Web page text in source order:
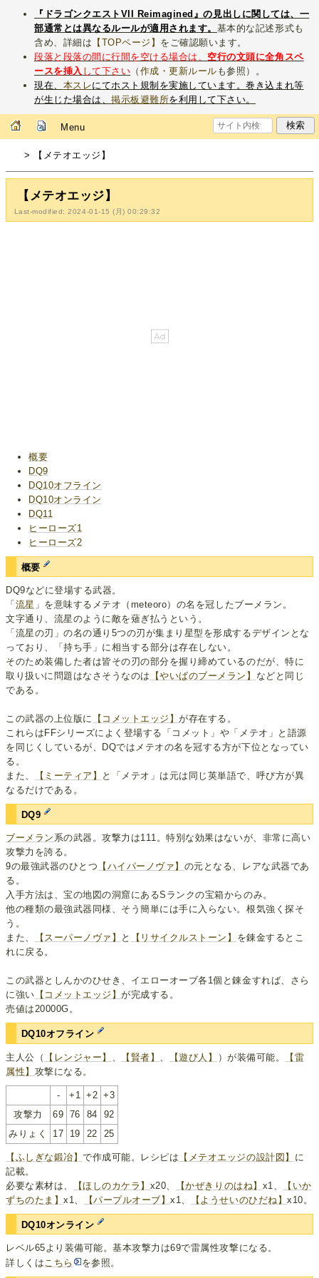
『ドラゴンクエストVII Reimagined』の見出しに関しては、一
部通常とは異なるルールが適用されます。 基本的な記述形式も
含め、詳細は 【TOPページ】 をご確認願います。
段落と段落の間に行間を空ける場合は、 空行の文頭に全角スペ
ースを挿入 して下さい （ 作成・更新ルール も参照）。
現在、 本スレにてホスト規制を実施しています。巻き込まれ等
が生じた場合は、掲示板避難所を利用して下さい。
Menu
> 【メテオエッジ】
【メテオエッジ】
Last-modified: 2024-01-15 (月) 00:29:32
概要
DQ9
DQ10オフライン
DQ10オンライン
DQ11
ヒーローズ1
ヒーローズ2
概要
DQ9などに登場する武器。
「 流星 」を意味するメテオ（meteoro）の名を冠したブーメラン。
文字通り、流星のように敵を薙ぎ払うという。
「流星の刃」の名の通り5つの刃が集まり星型を形成するデザインとな
っており、「持ち手」に相当する部分は存在しない。
そのため装備した者は皆その刃の部分を握り締めているのだが、特に
取り扱いに問題はなさそうなのは
【やいばのブーメラン】 などと同じ
である。
この武器の上位版に 【コメットエッジ】が存在する。
これらはFFシリーズによく登場する「コメット」や「メテオ」と語源
を同じくしているが、DQではメテオの名を冠する方が下位となってい
る。
また、
【ミーティア】
と「メテオ」は元は同じ英単語で、呼び方が異
なるだけである。
DQ9
ブーメラン 系の武器。攻撃力は111。特別な効果はないが、非常に高い
攻撃力を誇る。
9の最強武器のひとつ 【ハイパーノヴァ】 の元となる、レアな武器であ
る。
入手方法は、宝の地図の洞窟にあるSランクの宝箱からのみ。
他の種類の最強武器同様、そう簡単には手に入らない。根気強く探そ
う。
また、
【スーパーノヴァ】 と 【リサイクルストーン】 を錬金するとこ
れに戻る。
この武器としんかのひせき、イエローオーブ各1個と錬金すれば、さら
に強い 【コメットエッジ】が完成する。
売値は20000G。
DQ10オフライン
主人公（ 【レンジャー】 【賢者】 【遊び人】 ）が装備可能。
【雷
属性】 攻撃になる。
- +1 +2 +3
攻撃力
69 76 84
92
みりょく
17 19 22 25
【ふしぎな鍛冶】で作成可能。レシピは 【メテオエッジの設計図】 に
記載。
必要な素材は、
【ほしのカケラ】 x20、 【かぜきりのはね】 x1、
【いか
ずちのたま】x1、 【パープルオーブ】x1、 【ようせいのひだね】x10。
DQ10オンライン
レベル65より装備可能。基本攻撃力は69で雷属性攻撃になる。
詳しくはこちら を参照。